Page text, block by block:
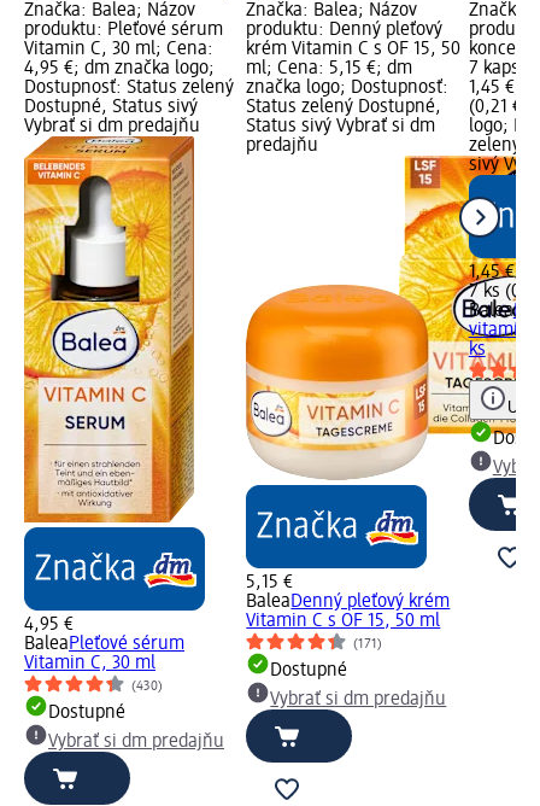
Značka: Balea; Názov
produktu: Pleťové sérum
Vitamin C, 30 ml; Cena:
4,95 €; dm značka logo;
Dostupnosť: Status zelený
Dostupné, Status sivý
Vybrať si dm predajňu
4,95 €
BaleaPleťové sérum
Vitamin C, 30 ml
(430)
Dostupné
Vybrať si dm predajňu
Značka: Balea; Názov
produktu: Denný pleťový
krém Vitamin C s OF 15, 50
ml; Cena: 5,15 €; dm
značka logo; Dostupnosť:
Status zelený Dostupné,
Status sivý Vybrať si dm
predajňu
5,15 €
BaleaDenný pleťový krém
Vitamin C s OF 15, 50 ml
(171)
Dostupné
Vybrať si dm predajňu
Značka:
7
1,45 €;
(0,21 €
logo;
zelený
sivý
1,45 €
7 ks
Balea
ks